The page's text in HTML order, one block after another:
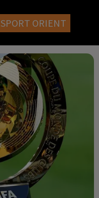
SPORT ORIENT